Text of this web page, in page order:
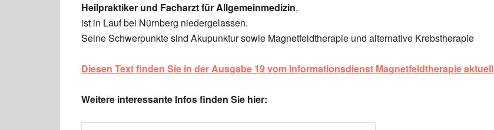
Heilpraktiker und Facharzt für Allgemeinmedizin,
ist in Lauf bei Nürnberg niedergelassen.
Seine Schwerpunkte sind Akupunktur sowie Magnetfeldtherapie und alternative Krebstherapie
Diesen Text finden Sie in der Ausgabe 19 vom Informationsdienst Magnetfeldtherapie aktuell
Weitere interessante Infos finden Sie hier: